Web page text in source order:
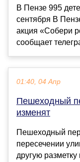
В Пензе 995
сентября В
акция «Собери
сообщает
01:40, 04 Апр
Пешеходный
изменят
Пешеходный
пересечении
другую